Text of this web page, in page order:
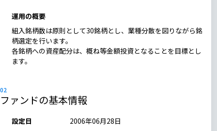
運用の概要
組入銘柄数は原則として30銘柄とし、業種分散を図りながら銘
柄選定を行います。
各銘柄への資産配分は、概ね等金額投資となることを目標とし
ます。
ファンドの基本情報
設定日
2006年06月28日